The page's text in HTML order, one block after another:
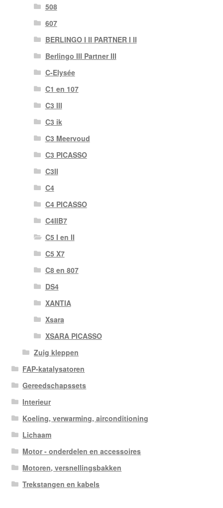
508
607
BERLINGO I II PARTNER I II
Berlingo III Partner III
C-Elysée
C1 en 107
C3 III
C3 ik
C3 Meervoud
C3 PICASSO
C3II
C4
C4 PICASSO
C4IIB7
C5 I en II
C5 X7
C8 en 807
DS4
XANTIA
Xsara
XSARA PICASSO
Zuig kleppen
FAP-katalysatoren
Gereedschapssets
Interieur
Koeling, verwarming, airconditioning
Lichaam
Motor - onderdelen en accessoires
Motoren, versnellingsbakken
Trekstangen en kabels